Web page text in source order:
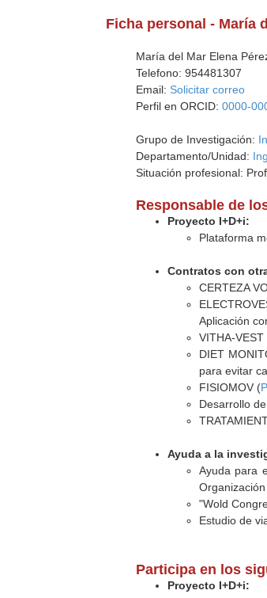
Ficha personal - María
María del Mar Elena
Telefono: 954481307
Email: Solicitar correo
Perfil en ORCID:0000-
Grupo de Investigación:
Departamento/Unidad:
Situación profesional:
Responsable de
Proyecto I+D+i:
Plataforma
Contratos con
CERTEZA
Aplicación
VITHA-
DIET
para evitar
FISIOMOV (
Desarrollo
Ayuda a la
Ayuda para
"Wold
Estudio de
Participa en los
Proyecto I+D+i: